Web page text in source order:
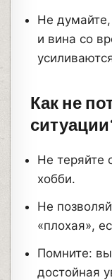
Не
и вина со
Как не
Не теряйте
хобби.
Не
«плохая»,
Помните:
достойная